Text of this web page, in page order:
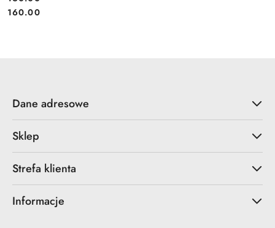
Cena:
Cena:
160.00
Dane adresowe
Sklep
Strefa klienta
Informacje